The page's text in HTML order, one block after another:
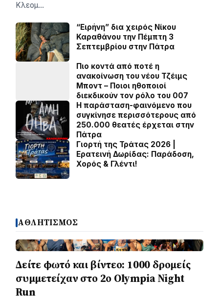
Κλεομ…
“Ειρήνη” δια χειρός Νίκου
Καραθάνου την Πέμπτη 3
Σεπτεμβρίου στην Πάτρα
Πιο κοντά από ποτέ η
ανακοίνωση του νέου Τζέιμς
Μποντ – Ποιοι ηθοποιοί
διεκδικούν τον ρόλο του 007
Η παράσταση-φαινόμενο που
συγκίνησε περισσότερους από
250.000 θεατές έρχεται στην
Πάτρα
Γιορτή της Τράτας 2026 |
Ερατεινή Δωρίδας: Παράδοση,
Χορός & Γλέντι!
ΑΘΛΗΤΙΣΜΟΣ
Δείτε φωτό και βίντεο: 1000 δρομείς
συμμετείχαν στο 2ο Olympia Night
Run